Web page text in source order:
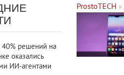
40% решений на
оказались
ИИ-агентами
ProstoTECH »
9 994 0